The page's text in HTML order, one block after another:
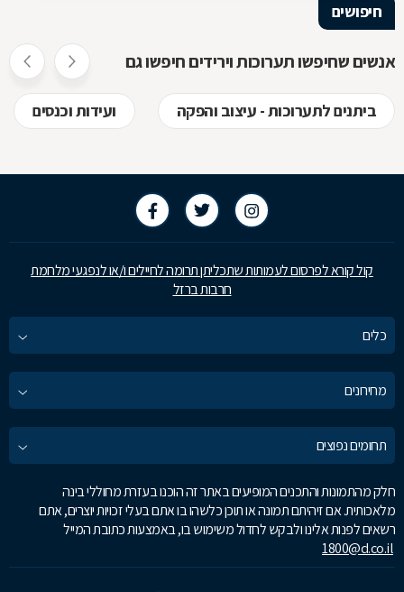
חיפושים
אנשים שחיפשו תערוכות וירידים חיפשו גם
ביתנים לתערוכות - עיצוב והפקה ועידות וכנסים
קול קורא לפרסום לעמותות שתכליתן תרומה לחיילים ו/או לנפגעי מלחמת
חרבות ברזל
כלים
מחירונים
תחומים נפוצים
חלק מהתמונות והתכנים המופיעים באתר זה הוכנו בעזרת מחוללי בינה
מלאכותית. אם זיהיתם תמונה או תוכן כלשהו בו אתם בעלי זכויות יוצרים, אתם
רשאים לפנות אלינו ולבקש לחדול משימוש בו, באמצעות כתובת המייל
1800@d.co.il